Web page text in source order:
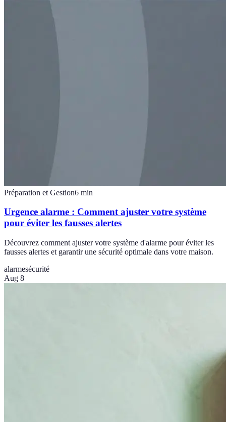
Préparation et Gestion6 min
Urgence alarme : Comment ajuster votre système
pour éviter les fausses alertes
Découvrez comment ajuster votre système d'alarme pour éviter les
fausses alertes et garantir une sécurité optimale dans votre maison.
alarmesécurité
Aug 8